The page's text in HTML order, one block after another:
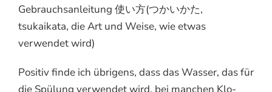
Gebrauchsanleitung 使い方(つかいかた,
tsukaikata, die Art und Weise, wie etwas
verwendet wird)
Positiv finde ich übrigens, dass das Wasser, das für
die Spülung verwendet wird, bei manchen Klo-